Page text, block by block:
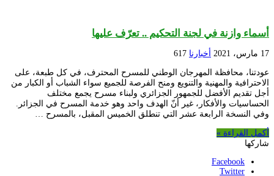
أسماء وازنة في لجنة التحكيم .. تعرّف عليها
17 مارس، 2021 أخبارنا 617
عودتنا، محافظة المهرجان الوطني للمسرح المحترف، في كل طبعة، على
الاحترافية والمهنية والتنويع ومنح الفرصة للجميع سواء الشباب أو الكبار من
أجل تقديم الأفضل للجمهور الجزائري ولبناء مسرح يجمع مختلف
الحساسيات والأفكار، غير أنّ الهدف واحد وهو خدمة المسرح في الجزائر.
وفي النسخة الرابعة عشر التي تنطلق الخميس المقبل، بالمسرح …
أكمل القراءة »
شاركها
Facebook
Twitter